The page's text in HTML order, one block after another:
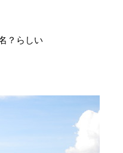
？らしい